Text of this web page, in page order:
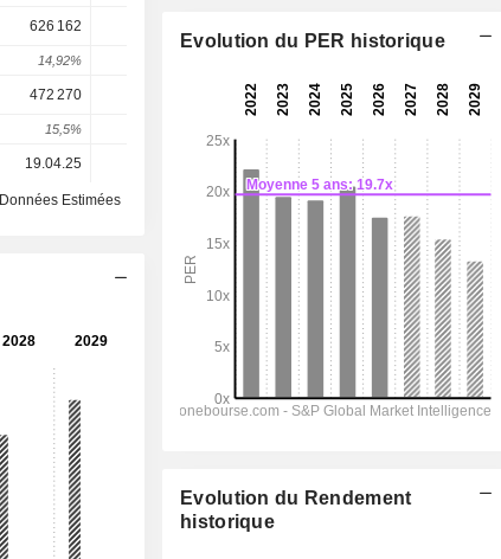
626 162
14,92%
472 270 577 647 665 613 761 182
15,5%
19.04.25
Données Estimées
Evolution du PER historique
Evolution du Rendement
historique